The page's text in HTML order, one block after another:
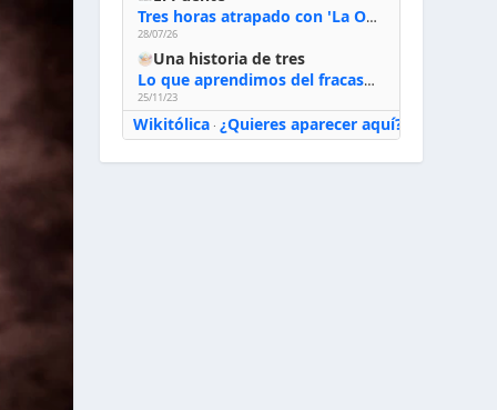
Tres horas atrapado con 'La Odisea' de Nolan
28/07/26
Una historia de tres
Lo que aprendimos del fracaso al emprender
25/11/23
Wikitólica· ¿Quieres aparecer aquí?